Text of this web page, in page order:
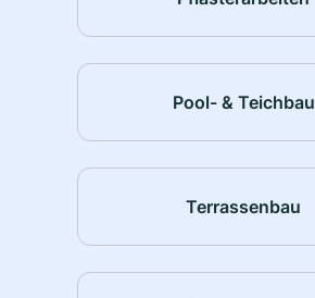
Pool- & Teichbau
Terrassenbau